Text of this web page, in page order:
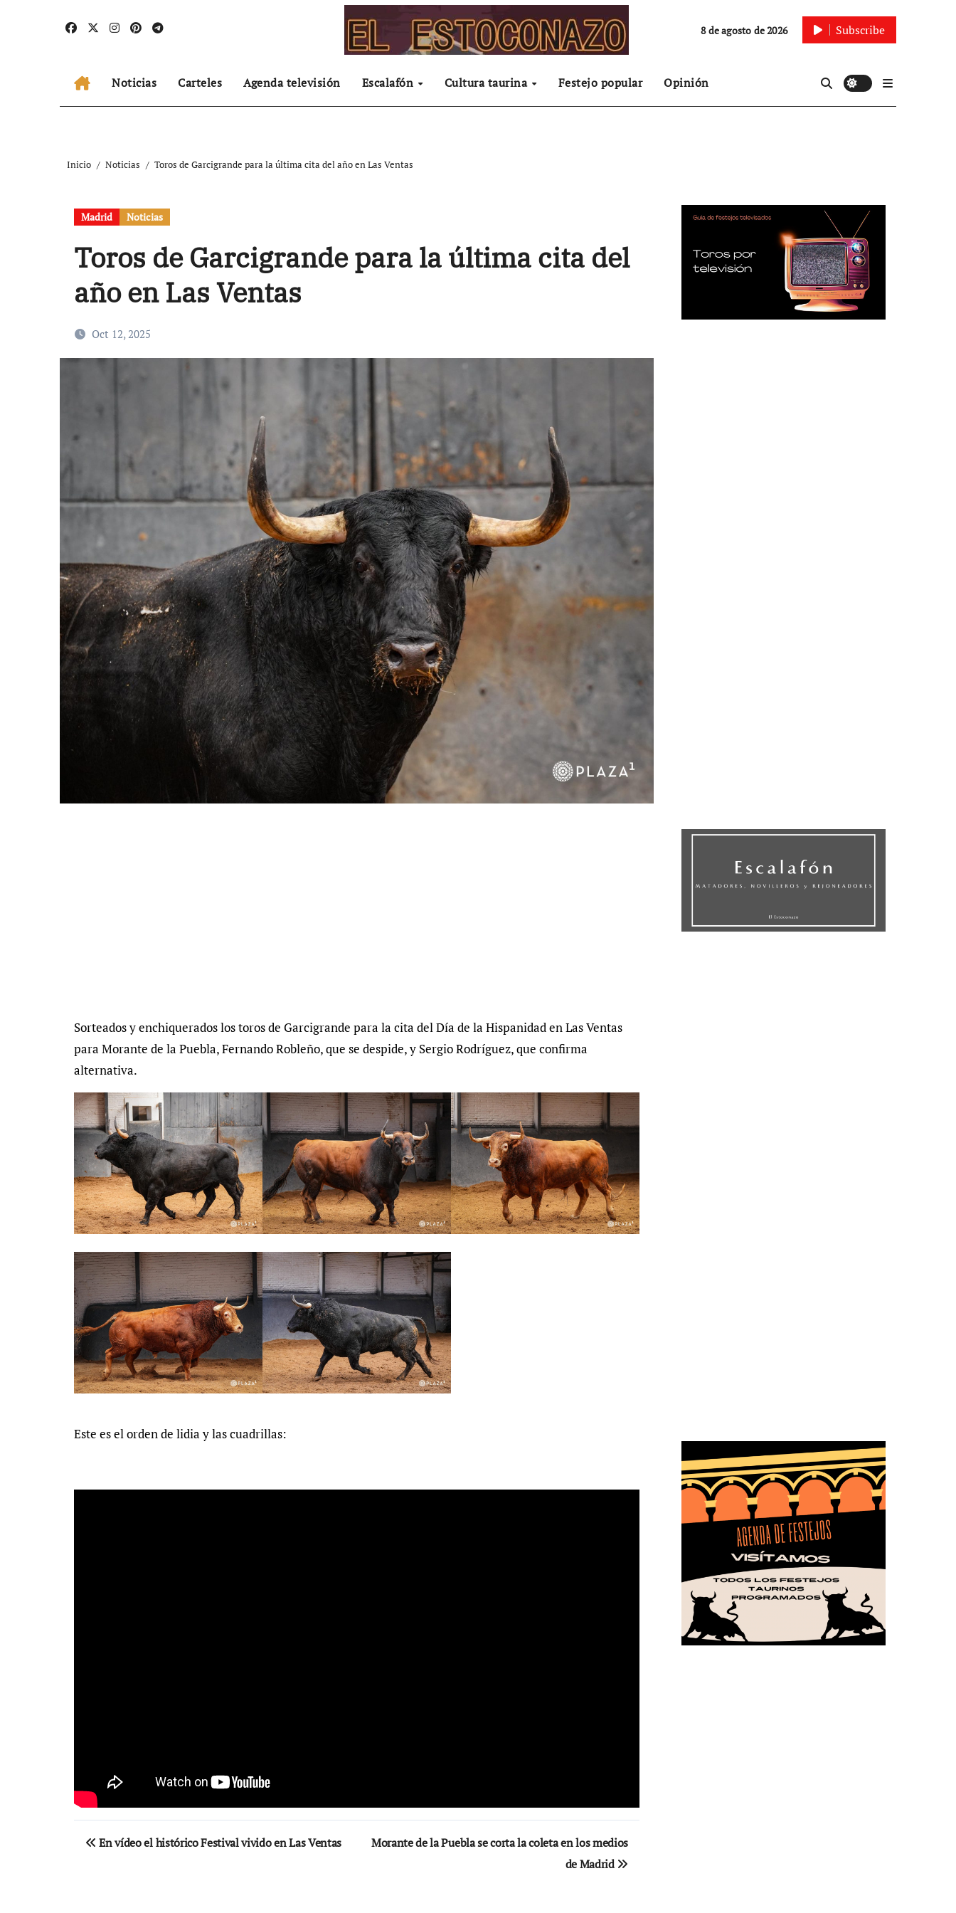
8 de agosto de 2026 Subscribe
Noticias Carteles Agenda televisión Escalafón Cultura taurina Festejo popular Opinión
Inicio Noticias Toros de Garcigrande para la última cita del año en Las Ventas
Madrid Noticias
Toros de Garcigrande para la última cita del
año en Las Ventas
Oct 12, 2025
Sorteados y enchiquerados los toros de Garcigrande para la cita del Día de la Hispanidad en Las Ventas
para Morante de la Puebla, Fernando Robleño, que se despide, y Sergio Rodríguez, que confirma
alternativa.
Este es el orden de lidia y las cuadrillas:
Navegación
En vídeo el histórico Festival vivido en Las Ventas
Morante de la Puebla se corta la coleta en los medios
de Madrid